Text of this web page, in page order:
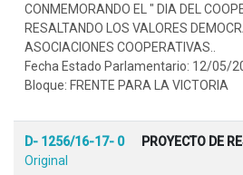
CONMEMORANDO EL " DIA DEL
RESALTANDO LOS VALORES
ASOCIACIONES COOPERATIVAS..
Fecha Estado Parlamentario: 12/05/
Bloque: FRENTE PARA LA VICTORIA
D- 1256/16-17- 0 PROYECTO DE
Original